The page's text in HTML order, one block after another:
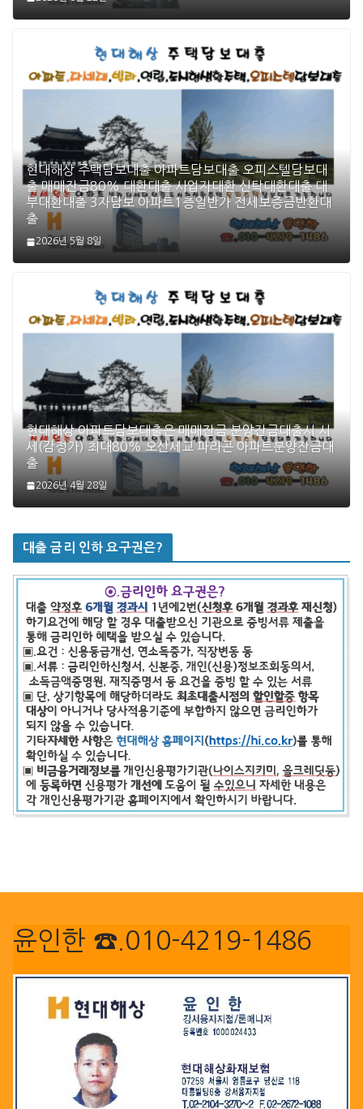
현대해상 주택담보대출 아파트담보대출 오피스텔담보대
출 매매잔금80% 대환대출 사업자대환 신탁대환대출 대
부대환대출 3자담보 아파트1층일반가 전세보증금반환대
출
2026년 5월 8일
현대해상 아파트담보대출은 매매잔금 분양잔금대출시 시
세(감정가) 최대80% 오산세교 파라곤 아파트분양잔금대
출
2026년 4월 28일
대출 금리 인하 요구권은?
윤인한 ☎.010-4219-1486